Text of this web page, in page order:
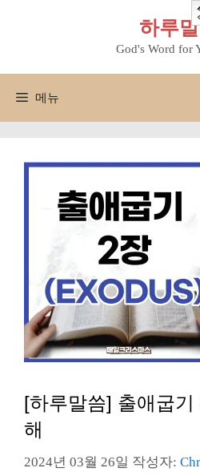
하루
God's Word for
메뉴
[하루말씀] 출애굽
해
2024년 03월 26일 작성자: